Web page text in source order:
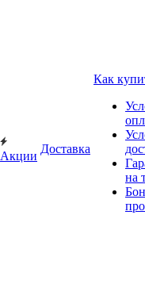
Акции
Доставка
Как
на